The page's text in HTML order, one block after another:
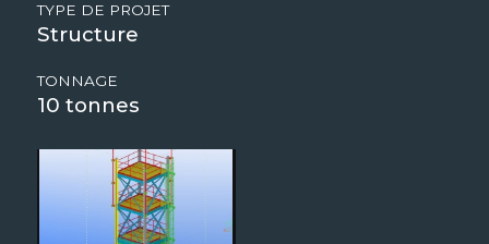
TYPE DE PROJET
Structure
TONNAGE
10